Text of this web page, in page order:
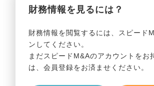
財務情報を見るには？
財務情報を閲覧するには、スピード
ンしてください。
まだスピードM&Aのアカウントをお
は、会員登録をお済ませください。
貸借対照表（B/S）
総資産 ********************